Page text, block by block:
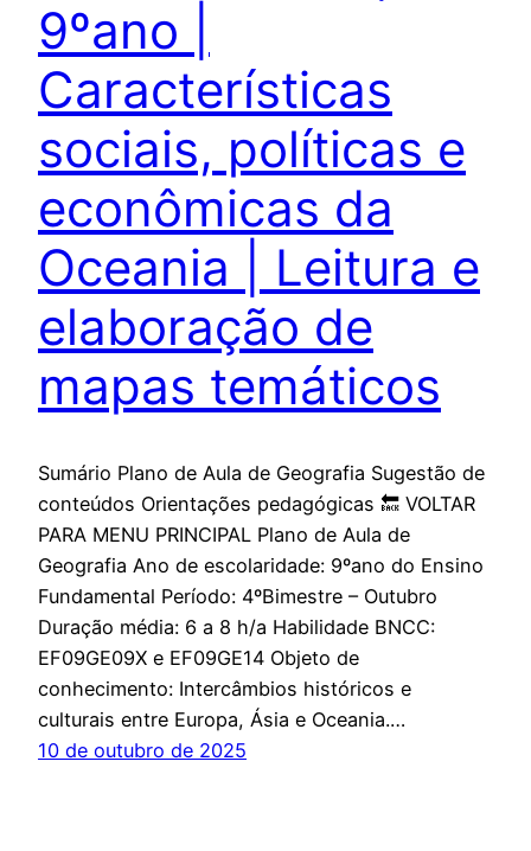
9ºano |
Características
sociais, políticas e
econômicas da
Oceania | Leitura e
elaboração de
mapas temáticos
Sumário Plano de Aula de Geografia Sugestão de
conteúdos Orientações pedagógicas 🔙 VOLTAR
PARA MENU PRINCIPAL Plano de Aula de
Geografia Ano de escolaridade: 9ºano do Ensino
Fundamental Período: 4ºBimestre – Outubro
Duração média: 6 a 8 h/a Habilidade BNCC:
EF09GE09X e EF09GE14 Objeto de
conhecimento: Intercâmbios históricos e
culturais entre Europa, Ásia e Oceania.…
10 de outubro de 2025